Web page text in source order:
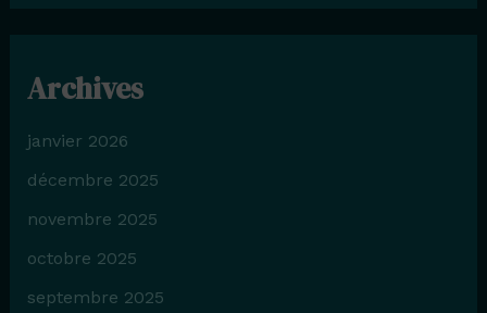
Archives
janvier 2026
décembre 2025
novembre 2025
octobre 2025
septembre 2025